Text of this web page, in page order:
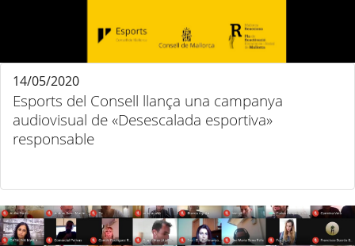
Esports del Consell llança una campanya
audiovisual de «Desescalada esportiva»
responsable
14/05/2020